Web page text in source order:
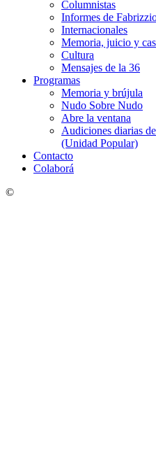
Columnistas
Informes de
Internacionales
Memoria, juicio y
Cultura
Mensajes de la 36
Programas
Memoria y brújula
Nudo Sobre Nudo
Abre la ventana
Audiciones diarias
(Unidad Popular)
Contacto
Colaborá
©